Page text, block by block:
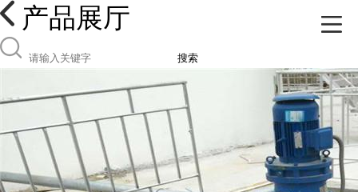
产品展厅
搜索